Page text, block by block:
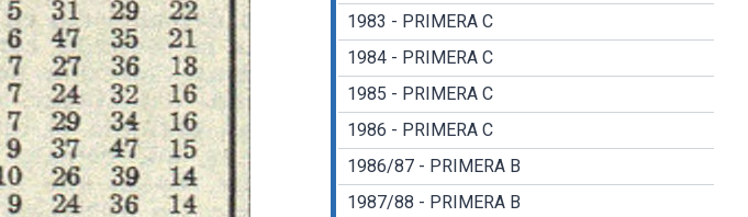
1983 - PRIMERA C
1984 - PRIMERA C
1985 - PRIMERA C
1986 - PRIMERA C
1986/87 - PRIMERA B
1987/88 - PRIMERA B